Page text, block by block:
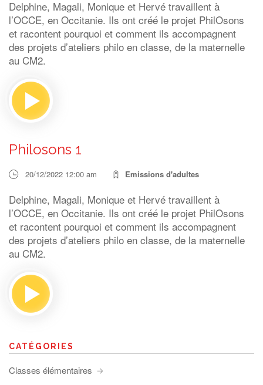
Delphine, Magali, Monique et Hervé travaillent à
l’OCCE, en Occitanie. Ils ont créé le projet PhilOsons
et racontent pourquoi et comment ils accompagnent
des projets d’ateliers philo en classe, de la maternelle
au CM2.
Philosons 1
20/12/2022 12:00 am Emissions d'adultes
Delphine, Magali, Monique et Hervé travaillent à
l’OCCE, en Occitanie. Ils ont créé le projet PhilOsons
et racontent pourquoi et comment ils accompagnent
des projets d’ateliers philo en classe, de la maternelle
au CM2.
CATÉGORIES
Classes élémentaires